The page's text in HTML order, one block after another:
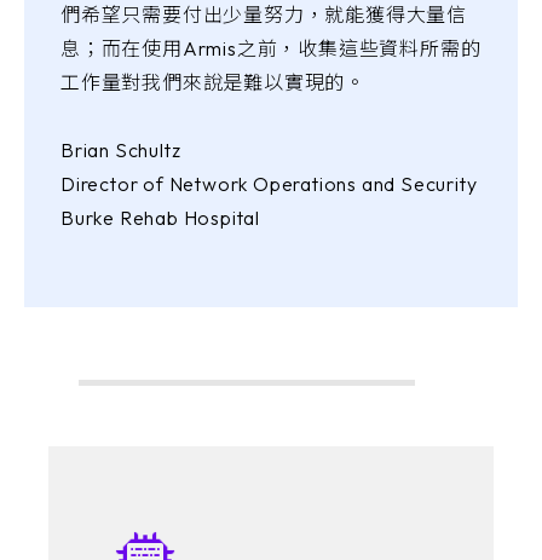
們希望只需要付出少量努力，就能獲得大量信
息；而在使用Armis之前，收集這些資料所需的
工作量對我們來說是難以實現的。
Brian Schultz
Director of Network Operations and Security
Burke Rehab Hospital